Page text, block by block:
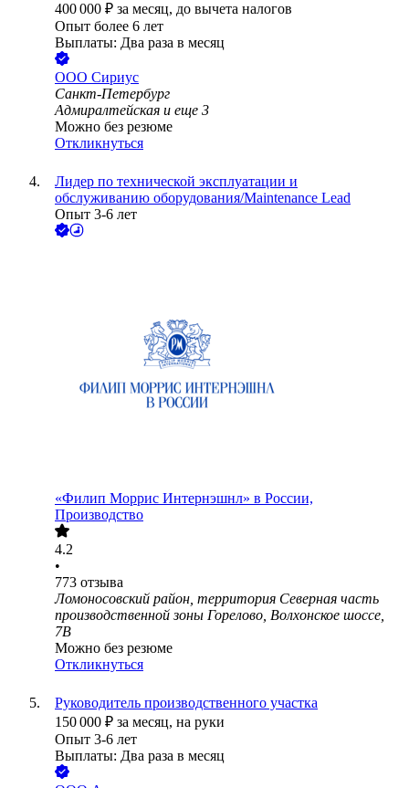
400 000 ₽ за месяц, до вычета налогов
Опыт более 6 лет
Выплаты: Два раза в месяц
ООО Сириус
Санкт-Петербург
Адмиралтейская и еще 3
Можно без резюме
Откликнуться
Лидер по технической эксплуатации и
обслуживанию оборудования/Maintenance Lead
Опыт 3-6 лет
«Филип Моррис Интернэшнл» в России,
Производство
4.2
•
773 отзыва
Ломоносовский район, территория Северная часть
производственной зоны Горелово, Волхонское шоссе,
7В
Можно без резюме
Откликнуться
Руководитель производственного участка
150 000 ₽ за месяц, на руки
Опыт 3-6 лет
Выплаты: Два раза в месяц